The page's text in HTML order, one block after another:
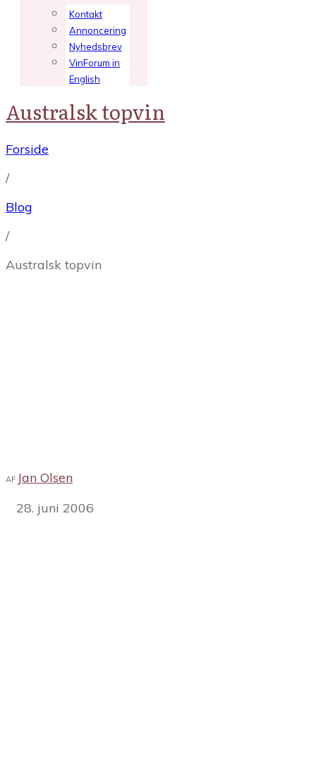
Kontakt
Annoncering
Nyhedsbrev
VinForum in
English
Australsk topvin
Forside
/
Blog
/
Australsk topvin
AF Jan Olsen
28. juni 2006